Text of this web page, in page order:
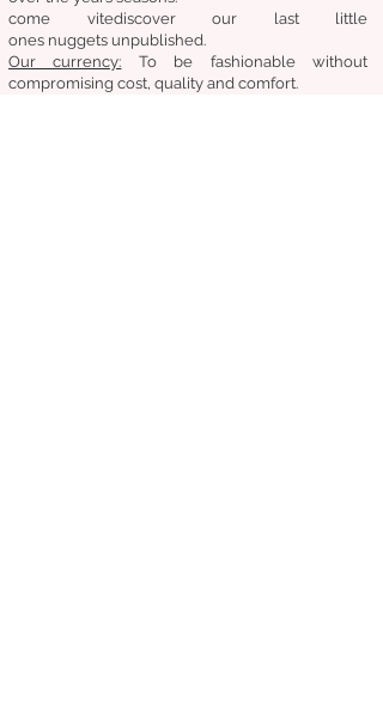
come vitediscoverour last little
ones nuggets unpublished.
Our currency:
To be fashionable without
compromising cost, quality and comfort.